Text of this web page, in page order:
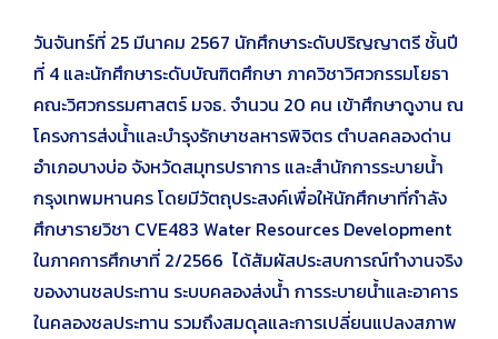
วันจันทร์ที่ 25 มีนาคม 2567 นักศึกษาระดับปริญญาตรี ชั้นปี
ที่ 4 และนักศึกษาระดับบัณฑิตศึกษา ภาควิชาวิศวกรรมโยธา
คณะวิศวกรรมศาสตร์ มจธ. จำนวน 20 คน เข้าศึกษาดูงาน ณ
โครงการส่งน้ำและบำรุงรักษาชลหารพิจิตร ตำบลคลองด่าน
อำเภอบางบ่อ จังหวัดสมุทรปราการ และสำนักการระบายน้ำ
กรุงเทพมหานคร โดยมีวัตถุประสงค์เพื่อให้นักศึกษาที่กำลัง
ศึกษารายวิชา CVE483 Water Resources Development
ในภาคการศึกษาที่ 2/2566 ได้สัมผัสประสบการณ์ทำงานจริง
ของงานชลประทาน ระบบคลองส่งน้ำ การระบายน้ำและอาคาร
ในคลองชลประทาน รวมถึงสมดุลและการเปลี่ยนแปลงสภาพ